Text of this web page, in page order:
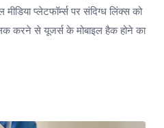
प्लेटफॉर्म्स पर संदिग्ध लिंक्स को
करने से यूजर्स के मोबाइल हैक होने का